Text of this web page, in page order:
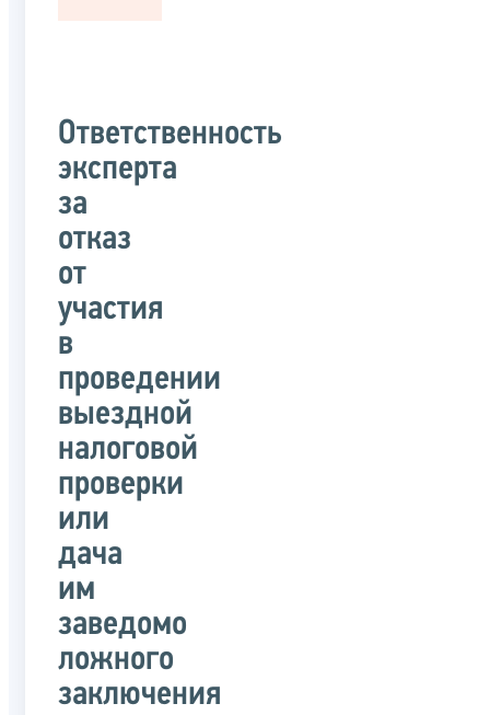
Ответственность
эксперта
за
отказ
от
участия
в
проведении
выездной
налоговой
проверки
или
дача
им
заведомо
ложного
заключения